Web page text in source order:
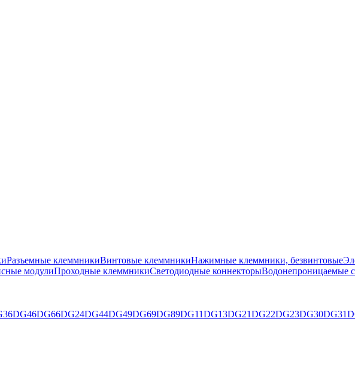
Разъемные клеммникиВинтовые клеммникиНажимные клеммники, безвинтовые
модулиПроходные клеммникиСветодиодные коннекторыВодонепроницаемые
DG46DG66DG24DG44DG49DG69DG89DG11DG13DG21DG22DG23DG30DG31